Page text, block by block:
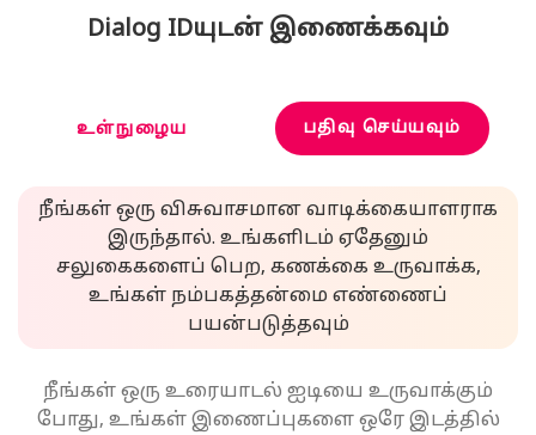
Dialog IDயுடன் இணைக்கவும்
உள்நுழைய பதிவு செய்யவும்
நீங்கள் ஒரு விசுவாசமான வாடிக்கையாளராக
இருந்தால். உங்களிடம் ஏதேனும்
சலுகைகளைப் பெற, கணக்கை உருவாக்க,
உங்கள் நம்பகத்தன்மை எண்ணைப்
பயன்படுத்தவும்
நீங்கள் ஒரு உரையாடல் ஐடியை உருவாக்கும்
போது, உங்கள் இணைப்புகளை ஒரே இடத்தில்